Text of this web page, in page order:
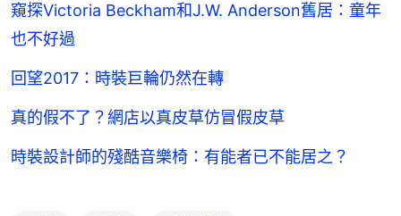
窺探Victoria Beckham和J.W. Anderson舊居：童年
也不好過
回望2017：時裝巨輪仍然在轉
真的假不了？網店以真皮草仿冒假皮草
時裝設計師的殘酷音樂椅：有能者已不能居之？